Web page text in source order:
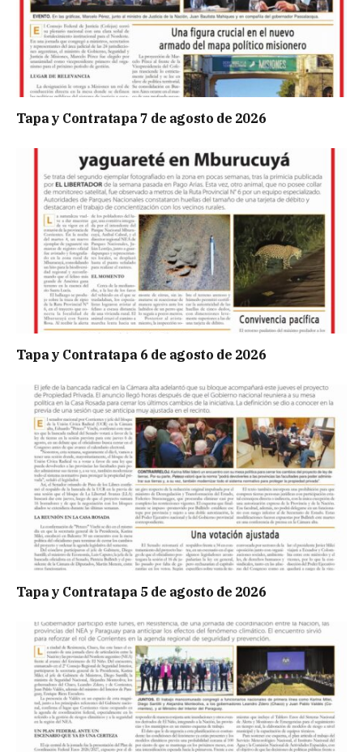
Tapa y Contratapa 7 de agosto de 2026
Tapa y Contratapa 6 de agosto de 2026
Tapa y Contratapa 5 de agosto de 2026